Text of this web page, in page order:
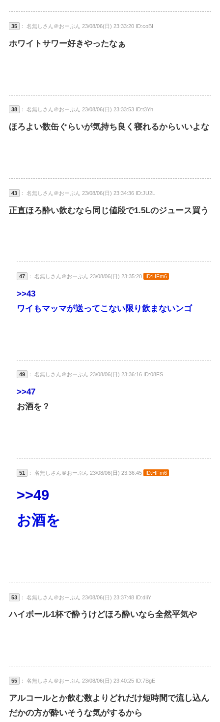
35 ： 名無しさん＠おーぷん 23/08/06(日) 23:33:20 ID:coBI
ホワイトサワー好きやったなぁ
38 ： 名無しさん＠おーぷん 23/08/06(日) 23:33:53 ID:t3Yh
ほろよい数缶ぐらいが気持ち良く寝れるからいいよな
43 ： 名無しさん＠おーぷん 23/08/06(日) 23:34:36 ID:JU2L
正直ほろ酔い飲むなら同じ値段で1.5Lのジュース買う
47 ： 名無しさん＠おーぷん 23/08/06(日) 23:35:20 ID:HFm6
>>43
ワイもマッマが送ってこない限り飲まないンゴ
49 ： 名無しさん＠おーぷん 23/08/06(日) 23:36:16 ID:08FS
>>47
お酒を？
51 ： 名無しさん＠おーぷん 23/08/06(日) 23:36:45 ID:HFm6
>>49
お酒を
53 ： 名無しさん＠おーぷん 23/08/06(日) 23:37:48 ID:dIiY
ハイボール1杯で酔うけどほろ酔いなら全然平気や
55 ： 名無しさん＠おーぷん 23/08/06(日) 23:40:25 ID:7BgE
アルコールとか飲む数よりどれだけ短時間で流し込ん
だかの方が酔いそうな気がするから